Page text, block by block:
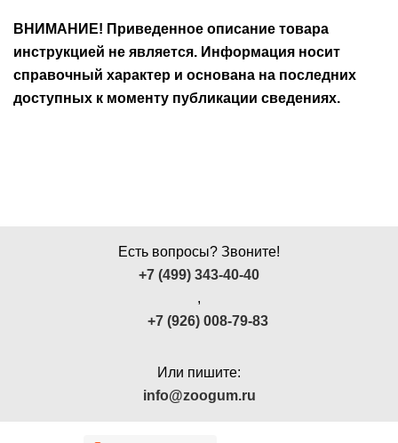
ВНИМАНИЕ! Приведенное описание товара
инструкцией не является. Информация носит
справочный характер и основана на последних
доступных к моменту публикации сведениях.
Есть вопросы? Звоните!
+7 (499) 343-40-40
,
+7 (926) 008-79-83
Или пишите:
info@zoogum.ru